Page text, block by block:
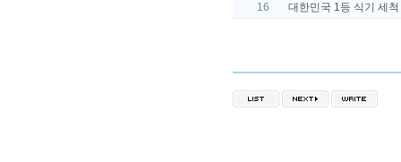
16
대한민국 1등 식기 세